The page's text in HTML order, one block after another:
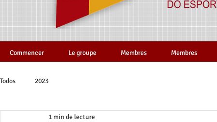
Commencer Le groupe Membres Membres
Todos 2023
1 min de lecture